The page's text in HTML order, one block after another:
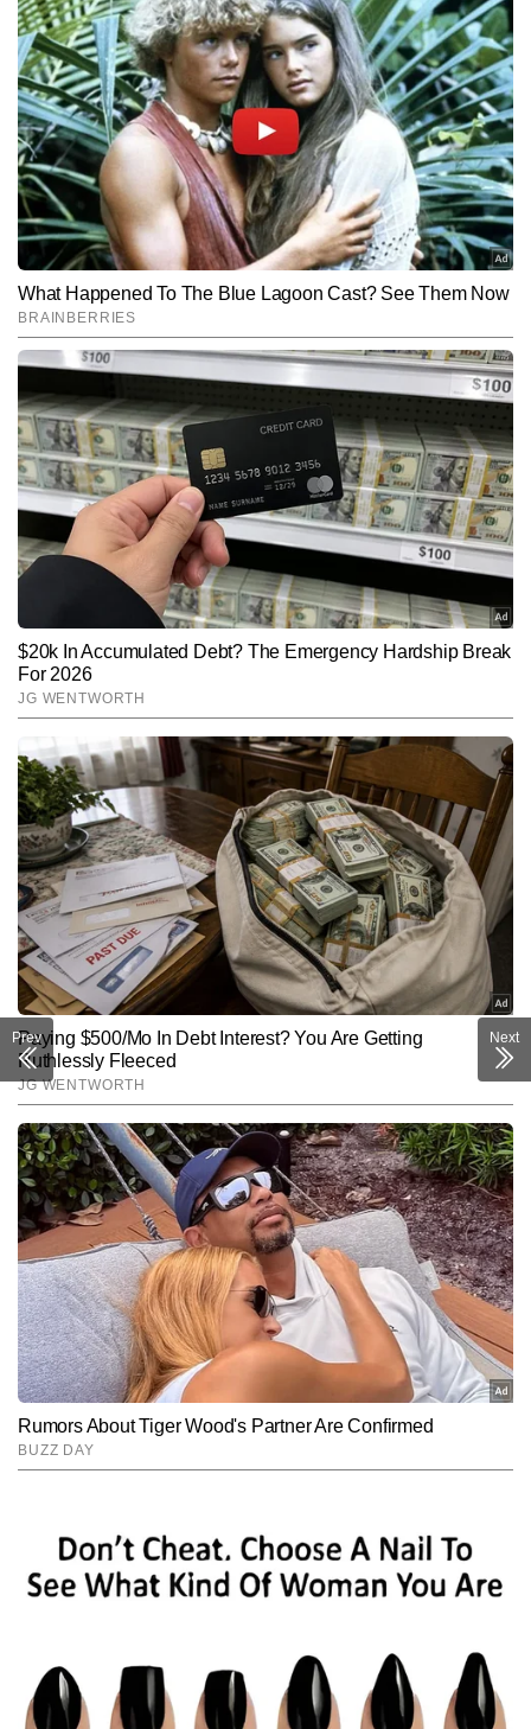
नीलाक्ष सिंह AUTHOR
नीलाक्ष सिंह 2021 से टाइम्स नाउ नवभारत डिजिटल से जुड़े हैं और एजुकेशन
सेक्शन के लिए कंटेंट लिखते हैं। लखनऊ विश्वविद्यालय से मास कम्युनिकेशन की
पढ़ाई के दौरान ही उन्होंने प्रिंट मीडिया में इंटर्नशिप की, जहां फील्ड रिपोर्टिंग,
स्टूडेंट-इश्यू बेस्ड ग्राउंड स्टोरीज और सटीक न्यूजराइटिंग की बुनियादी समझ
हासिल की। प्रिंट के बाद डिजिटल मीडिया में भी वह एजुकेशन बीट पर ही लगातार
काम करते रहे हैं। पत्रकारिता में 10 सालों से सक्रिय नीलाक्ष सिंह  12 हजार से
अधिक खबरें लिख चुके हैं। वह एग्जाम अपडेट्स, एडमिशन प्रोसेस, करियर गाइडेंस,
स्टूडेंट वेलफेयर, बोर्ड रिजल्ट्स और नीतिगत बदलावों पर गहन और बेहद उपयोगी
कंटेंट तैयार करते हैं।
और पढ़ें
Follow Us:
Subscribe to our daily Newsletter!
SUBMIT
Prev Next